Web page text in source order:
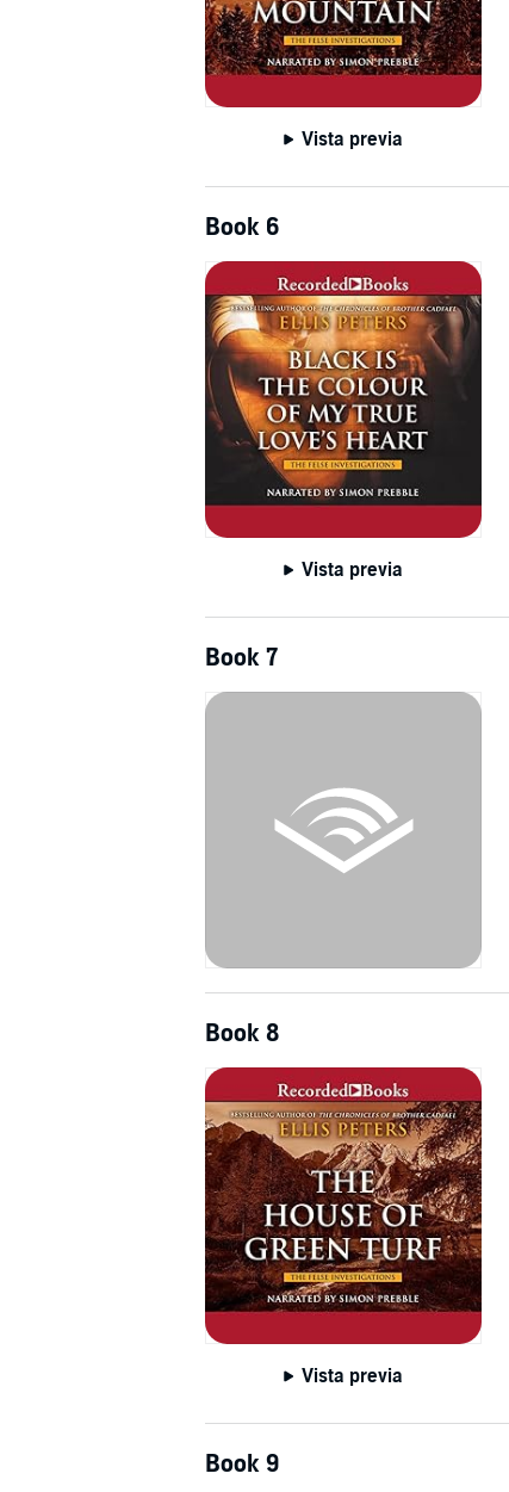
Vista previa
Book 6
Vista previa
Book 7
Book 8
Vista previa
Book 9